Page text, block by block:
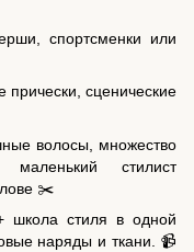
спортсменки или
сценические
волосы, множество
стилист
✂️
стиля в одной
наряды и ткани. 📹